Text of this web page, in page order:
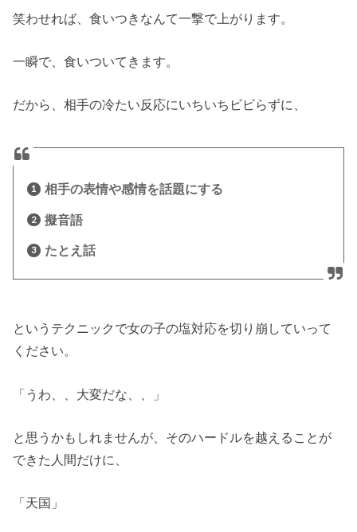
笑わせれば、食いつきなんて一撃で上がります。
一瞬で、食いついてきます。
だから、相手の冷たい反応にいちいちビビらずに、
相手の表情や感情を話題にする
擬音語
たとえ話
というテクニックで女の子の塩対応を切り崩していって
ください。
「うわ、、大変だな、、」
と思うかもしれませんが、そのハードルを越えることが
できた人間だけに、
「天国」